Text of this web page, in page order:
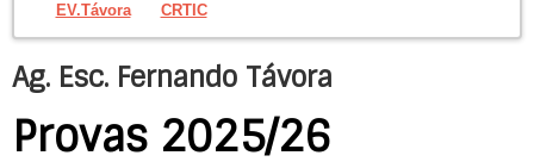
EV.Távora CRTIC
Ag. Esc. Fernando Távora
Provas 2025/26